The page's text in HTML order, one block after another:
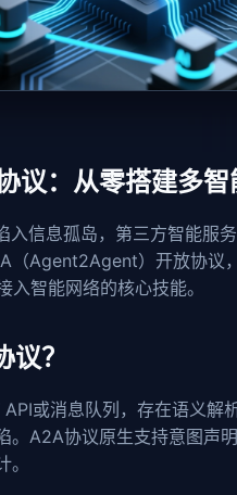
议：从零搭建多智
入信息孤岛，第三方智能服
（Agent2Agent）开放协议
智能网络的核心技能。
？
或消息队列，存在语义解
。A2A协议原生支持意图声